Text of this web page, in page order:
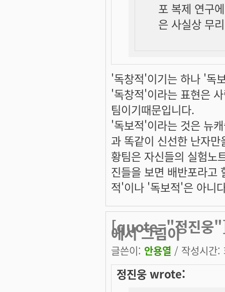
포 복제 연구
은 사실상 무
'독창적'이기는 하나 '독
'독창적'이라는 표현은
팀이기때문입니다.
'독보적'이라는 것은 뉴
과 똑같이 신선한 난자
황팀은 자신들의 실험노
진들을 보면 배반포라고
적'이나 '독보적'은 아니
[quote="정진웅"]
에서 그림이
글쓴이: 안용열 / 작성시간
정진웅 wrote: